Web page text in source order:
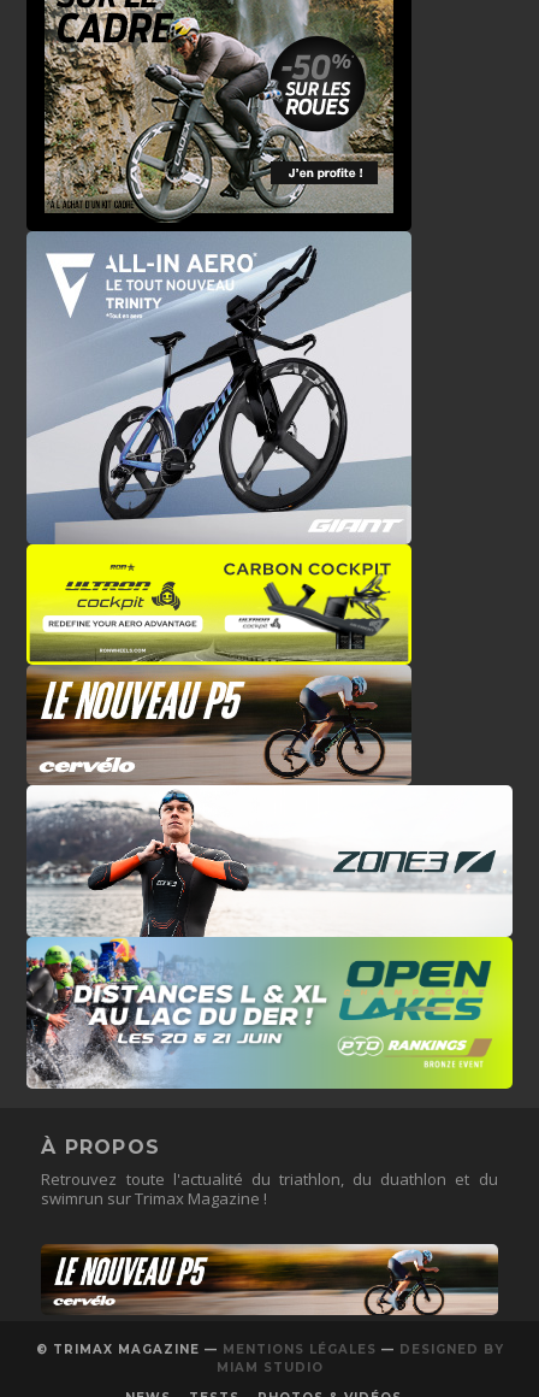
À PROPOS
Retrouvez toute l'actualité du triathlon, du duathlon et du
swimrun sur Trimax Magazine !
© TRIMAX MAGAZINE — MENTIONS LÉGALES — DESIGNED BY
MIAM STUDIO